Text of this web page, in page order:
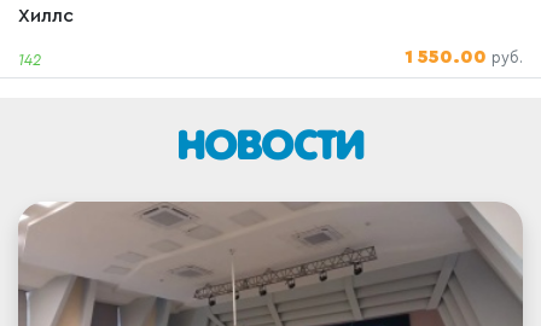
142
Хиллс
1 550.00 руб.
НОВОСТИ